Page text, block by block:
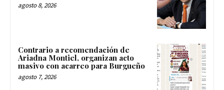
agosto 8, 2026
Contrario a recomendación de
Ariadna Montiel, organizan acto
masivo con acarreo para Burgueño
agosto 7, 2026